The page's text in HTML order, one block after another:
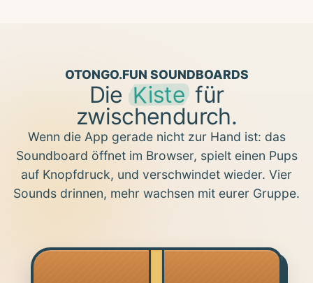
OTONGO.FUN SOUNDBOARDS
DieKistefür
zwischendurch.
Wenn die App gerade nicht zur Hand ist: das
Soundboard öffnet im Browser, spielt einen Pups
auf Knopfdruck, und verschwindet wieder. Vier
Sounds drinnen, mehr wachsen mit eurer Gruppe.